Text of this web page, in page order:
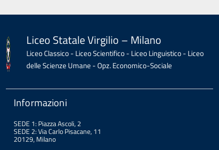
Liceo Statale Virgilio – Milano
Liceo Classico - Liceo Scientifico - Liceo Linguistico - Liceo
delle Scienze Umane - Opz. Economico-Sociale
Informazioni
SEDE 1: Piazza Ascoli, 2
SEDE 2: Via Carlo Pisacane, 11
20129, Milano